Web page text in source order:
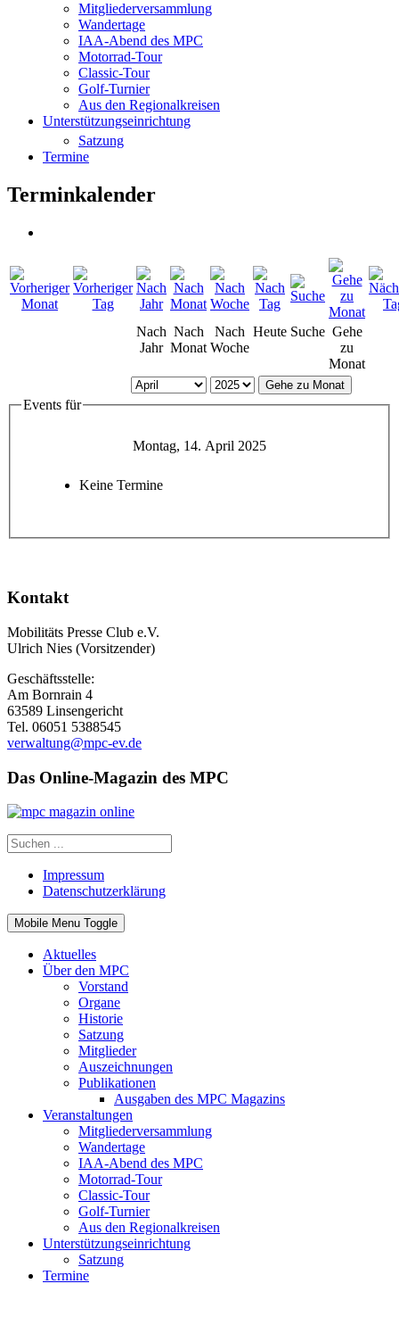
Mitgliederversammlung
Wandertage
IAA-Abend des MPC
Motorrad-Tour
Classic-Tour
Golf-Turnier
Aus den Regionalkreisen
Unterstützungseinrichtung
Satzung
Termine
Terminkalender
Nach
Jahr
Nach
Monat
Nach
Woche
Heute Suche Gehe
zu
Monat
Gehe zu Monat
Events für
Montag, 14. April 2025
Keine Termine
Kontakt
Mobilitäts Presse Club e.V.
Ulrich Nies (Vorsitzender)
Geschäftsstelle:
Am Bornrain 4
63589 Linsengericht
Tel. 06051 5388545
verwaltung@mpc-ev.de
Das Online-Magazin des MPC
Impressum
Datenschutzerklärung
Mobile Menu Toggle
Aktuelles
Über den MPC
Vorstand
Organe
Historie
Satzung
Mitglieder
Auszeichnungen
Publikationen
Ausgaben des MPC Magazins
Veranstaltungen
Mitgliederversammlung
Wandertage
IAA-Abend des MPC
Motorrad-Tour
Classic-Tour
Golf-Turnier
Aus den Regionalkreisen
Unterstützungseinrichtung
Satzung
Termine